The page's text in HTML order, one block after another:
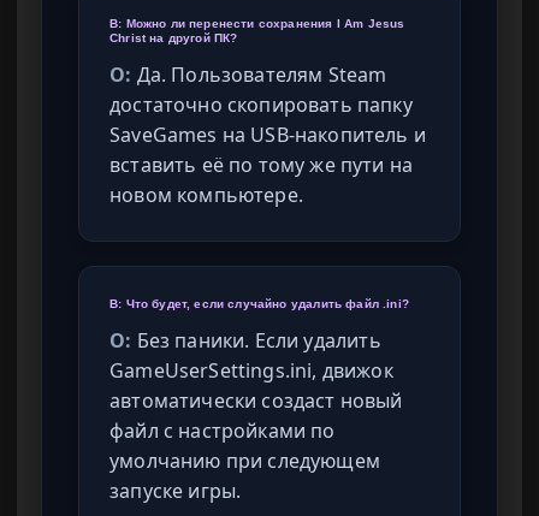
В: Можно ли перенести сохранения I Am Jesus
Christ на другой ПК?
О: Да. Пользователям Steam
достаточно скопировать папку
SaveGames на USB-накопитель и
вставить её по тому же пути на
новом компьютере.
В: Что будет, если случайно удалить файл .ini?
О: Без паники. Если удалить
GameUserSettings.ini, движок
автоматически создаст новый
файл с настройками по
умолчанию при следующем
запуске игры.